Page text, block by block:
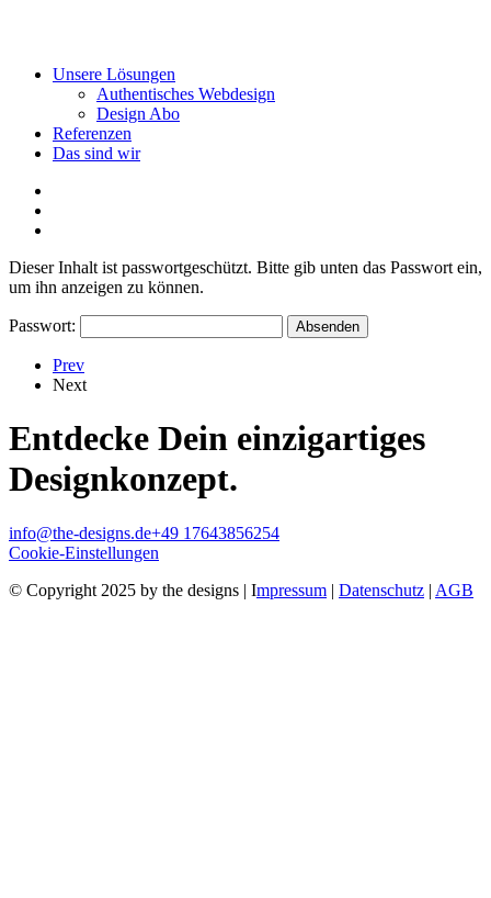
Unsere Lösungen
Authentisches Webdesign
Design Abo
Referenzen
Das sind wir
Dieser Inhalt ist passwortgeschützt. Bitte gib unten das Passwort ein,
um ihn anzeigen zu können.
Passwort:
Prev
Next
Entdecke Dein einzigartiges
Designkonzept.
info@the-designs.de+49 17643856254
Cookie-Einstellungen
© Copyright 2025 by the designs | Impressum | Datenschutz | AGB